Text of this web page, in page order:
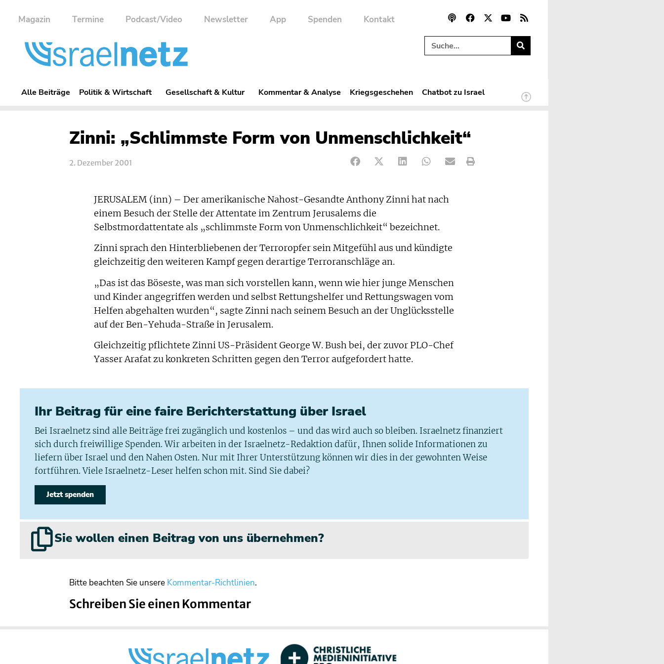
Magazin Termine Podcast/Video Newsletter App Spenden Kontakt
Alle Beiträge Politik & Wirtschaft Gesellschaft & Kultur Kommentar & Analyse Kriegsgeschehen Chatbot zu Israel
Zinni: „Schlimmste Form von Unmenschlichkeit“
2. Dezember 2001
JERUSALEM (inn) – Der amerikanische Nahost-Gesandte Anthony Zinni hat nach
einem Besuch der Stelle der Attentate im Zentrum Jerusalems die
Selbstmordattentate als „schlimmste Form von Unmenschlichkeit“ bezeichnet.
Zinni sprach den Hinterbliebenen der Terroropfer sein Mitgefühl aus und kündigte
gleichzeitig den weiteren Kampf gegen derartige Terroranschläge an.
„Das ist das Böseste, was man sich vorstellen kann, wenn wie hier junge Menschen
und Kinder angegriffen werden und selbst Rettungshelfer und Rettungswagen vom
Helfen abgehalten wurden“, sagte Zinni nach seinem Besuch an der Unglücksstelle
auf der Ben-Yehuda-Straße in Jerusalem.
Gleichzeitig pflichtete Zinni US-Präsident George W. Bush bei, der zuvor PLO-Chef
Yasser Arafat zu konkreten Schritten gegen den Terror aufgefordert hatte.
Ihr Beitrag für eine faire Berichterstattung über Israel
Bei Israelnetz sind alle Beiträge frei zugänglich und kostenlos – und das wird auch so bleiben. Israelnetz finanziert
sich durch freiwillige Spenden. Wir arbeiten in der Israelnetz-Redaktion dafür, Ihnen solide Informationen zu
liefern über Israel und den Nahen Osten. Nur mit Ihrer Unterstützung können wir dies in der gewohnten Weise
fortführen. Viele Israelnetz-Leser helfen schon mit. Sind Sie dabei?
Jetzt spenden
Sie wollen einen Beitrag von uns übernehmen?
Bitte beachten Sie unsere Kommentar-Richtlinien.
Schreiben Sie einen Kommentar